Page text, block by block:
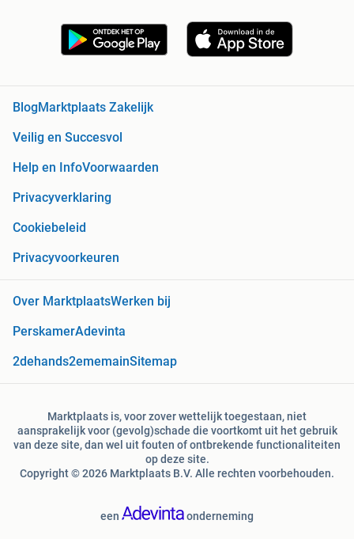
BlogMarktplaats Zakelijk
Veilig en Succesvol
Help en InfoVoorwaarden
Privacyverklaring
Cookiebeleid
Privacyvoorkeuren
Over MarktplaatsWerken bij
PerskamerAdevinta
2dehands2ememainSitemap
Marktplaats is, voor zover wettelijk toegestaan, niet
aansprakelijk voor (gevolg)schade die voortkomt uit het gebruik
van deze site, dan wel uit fouten of ontbrekende functionaliteiten
op deze site.
Copyright © 2026 Marktplaats B.V. Alle rechten voorbehouden.
een onderneming